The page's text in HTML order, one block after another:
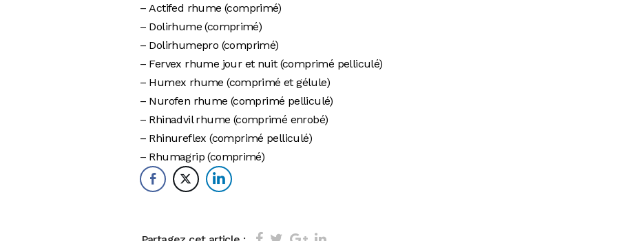
– Actifed rhume (comprimé)
– Dolirhume (comprimé)
– Dolirhumepro (comprimé)
– Fervex rhume jour et nuit (comprimé pelliculé)
– Humex rhume (comprimé et gélule)
– Nurofen rhume (comprimé pelliculé)
– Rhinadvil rhume (comprimé enrobé)
– Rhinureflex (comprimé pelliculé)
– Rhumagrip (comprimé)